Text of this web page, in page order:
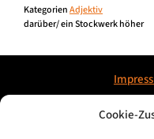
Cookie-
KategorienAdjektiv
darüber/ ein Stockwerk höher
©